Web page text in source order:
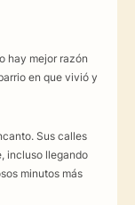
hay mejor razón
en que vivió y
Sus calles
incluso llegando
minutos más